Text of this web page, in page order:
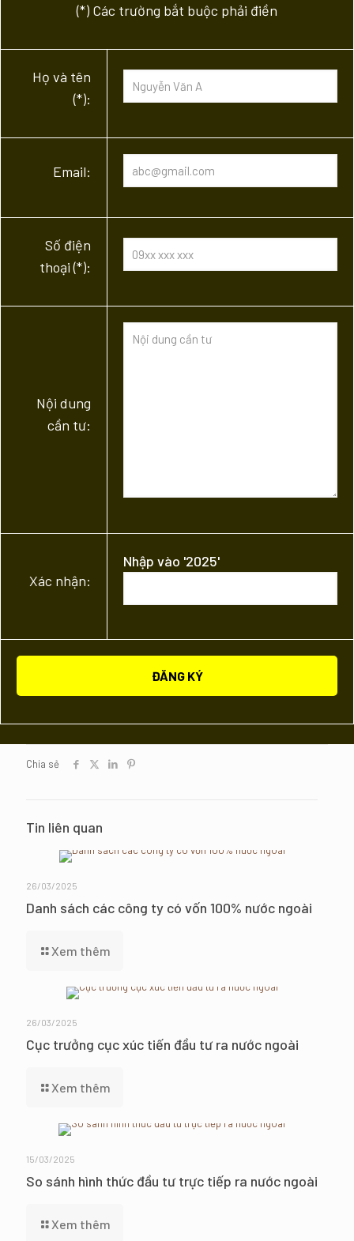
(*) Các trường bắt buộc phải điền
Họ và tên
(*):
Email:
Số điện
thoại (*):
Nội dung
cần tư:
Xác nhận:
Nhập vào '2025'
Chia sẻ
Tin liên quan
26/03/2025
Danh sách các công ty có vốn 100% nước ngoài
Xem thêm
26/03/2025
Cục trưởng cục xúc tiến đầu tư ra nước ngoài
Xem thêm
15/03/2025
So sánh hình thức đầu tư trực tiếp ra nước ngoài
Xem thêm